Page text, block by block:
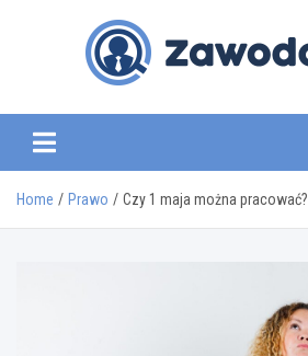
zawodowa.pl
Home Prawo Czy 1 maja można pracować?